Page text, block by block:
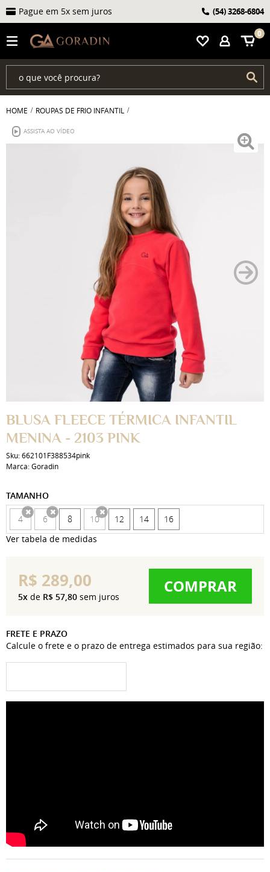
0
Pague em 5x sem juros (54)3268-6804
HOME ROUPAS DE FRIO INFANTIL
BLUSA FLEECE TÉRMICA INFANTIL
MENINA - 2103 PINK
Sku:662101F388534pink
Marca:Goradin
ASSISTA AO VÍDEO
TAMANHO
4x 6x 8 10
x 12 14
16
Ver tabela de medidas
R$ 289,00
5x de R$ 57,80 sem juros COMPRAR
FRETE E PRAZO
Calcule o frete e o prazo de entrega estimados para sua região: